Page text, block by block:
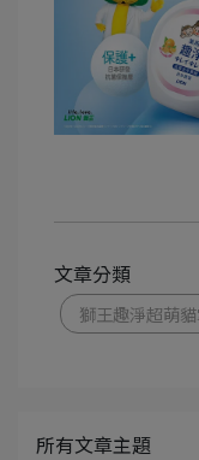
文章分類
獅王趣淨超萌
所有文章主題